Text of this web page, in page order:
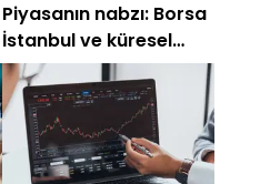
Piyasanın nabzı: Borsa
İstanbul ve küresel
piyasalarda gün
başlarken (27 Nisan
2026)